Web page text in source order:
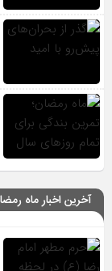
آخرین اخبار ماه